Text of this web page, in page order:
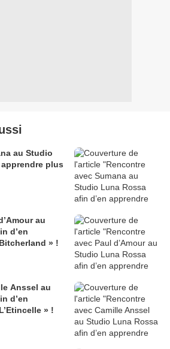
au Studio
plus
au
d’en
» !
Anssel au
d’en
» !